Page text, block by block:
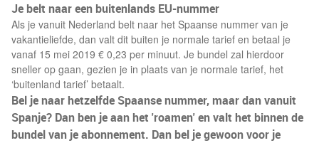
Je belt naar een buitenlands EU-nummer
Als je vanuit Nederland belt naar het Spaanse nummer van je
vakantieliefde, dan valt dit buiten je normale tarief en betaal je
vanaf 15 mei 2019 € 0,23 per minuut. Je bundel zal hierdoor
sneller op gaan, gezien je in plaats van je normale tarief, het
‘buitenland tarief’ betaalt.
Bel je naar hetzelfde Spaanse nummer, maar dan vanuit
Spanje? Dan ben je aan het 'roamen' en valt het binnen de
bundel van je abonnement. Dan bel je gewoon voor je